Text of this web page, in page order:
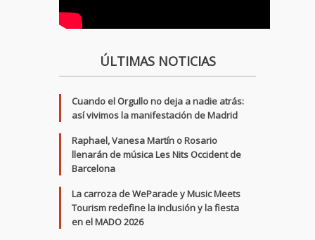
ÚLTIMAS NOTICIAS
Cuando el Orgullo no deja a nadie atrás:
así vivimos la manifestación de Madrid
Raphael, Vanesa Martín o Rosario
llenarán de música Les Nits Occident de
Barcelona
La carroza de WeParade y Music Meets
Tourism redefine la inclusión y la fiesta
en el MADO 2026